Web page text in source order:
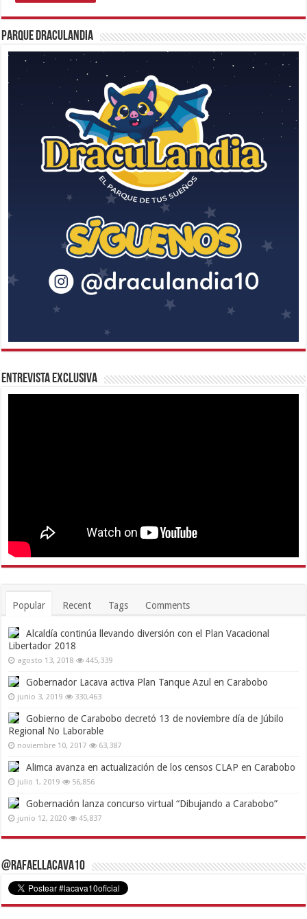
Parque Draculandia
Entrevista Exclusiva
Popular Recent Tags Comments
Alcaldía continúa llevando diversión con el Plan Vacacional
Libertador 2018
agosto 13, 2018 445,339
Gobernador Lacava activa Plan Tanque Azul en Carabobo
junio 3, 2019 330,463
Gobierno de Carabobo decretó 13 de noviembre día de Júbilo
Regional No Laborable
noviembre 10, 2017 63,387
Alimca avanza en actualización de los censos CLAP en Carabobo
julio 1, 2019 56,856
Gobernación lanza concurso virtual “Dibujando a Carabobo”
junio 12, 2020 45,837
@RafaelLacava10